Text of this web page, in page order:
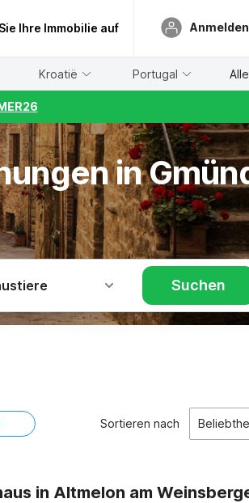
Ihre Immobilie auf
Kroatië Portugal
in
Suchen
Sortieren nach
in Altmelon am